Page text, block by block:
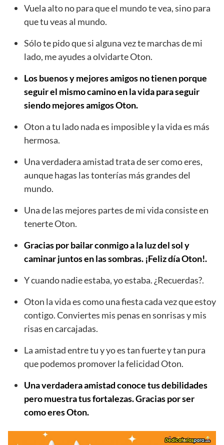
Vuela alto no para que el mundo te vea, sino para
que tu veas al mundo.
Sólo te pido que si alguna vez te marchas de mi
lado, me ayudes a olvidarte Oton.
Los buenos y mejores amigos no tienen porque
seguir el mismo camino en la vida para seguir
siendo mejores amigos Oton.
Oton a tu lado nada es imposible y la vida es más
hermosa.
Una verdadera amistad trata de ser como eres,
aunque hagas las tonterías más grandes del
mundo.
Una de las mejores partes de mi vida consiste en
tenerte Oton.
Gracias por bailar conmigo a la luz del sol y
caminar juntos en las sombras. ¡Feliz día Oton!.
Y cuando nadie estaba, yo estaba. ¿Recuerdas?.
Oton la vida es como una fiesta cada vez que estoy
contigo. Conviertes mis penas en sonrisas y mis
risas en carcajadas.
La amistad entre tu y yo es tan fuerte y tan pura
que podemos promover la felicidad Oton.
Una verdadera amistad conoce tus debilidades
pero muestra tus fortalezas. Gracias por ser
como eres Oton.